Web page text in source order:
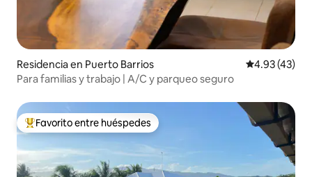
Residencia en Puerto Barrios Calificación
4.93 (43)
Para familias y trabajo | A/C y parqueo seguro
De los mejores en Favorito entre huéspedes
Favorito entre huéspedes